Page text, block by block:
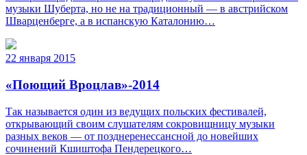
музыки Шуберта, но не на традиционный — в австрийском
Шварценберге, а в испанскую Каталонию…
22 января 2015
«Поющий Вроцлав»-2014
Так называется один из ведущих польских фестивалей,
открывающий своим слушателям сокровищницу музыки
разных веков — от позднеренессансной до новейших
сочинений Кшиштофа Пендерецкого…